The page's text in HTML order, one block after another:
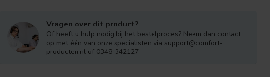
Vragen over dit product?
Of heeft u hulp nodig bij het bestelproces? Neem dan contact
op met één van onze specialisten via support@comfort-
producten.nl of 0348-342127